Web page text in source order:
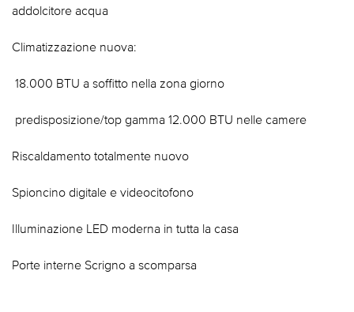
addolcitore acqua
Climatizzazione nuova:
 18.000 BTU a soffitto nella zona giorno
 predisposizione/top gamma 12.000 BTU nelle camere
Riscaldamento totalmente nuovo
Spioncino digitale e videocitofono
Illuminazione LED moderna in tutta la casa
Porte interne Scrigno a scomparsa